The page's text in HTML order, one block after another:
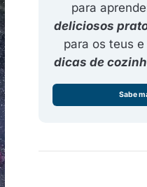
para
deliciosos
para os teus
dicas de
Sabe